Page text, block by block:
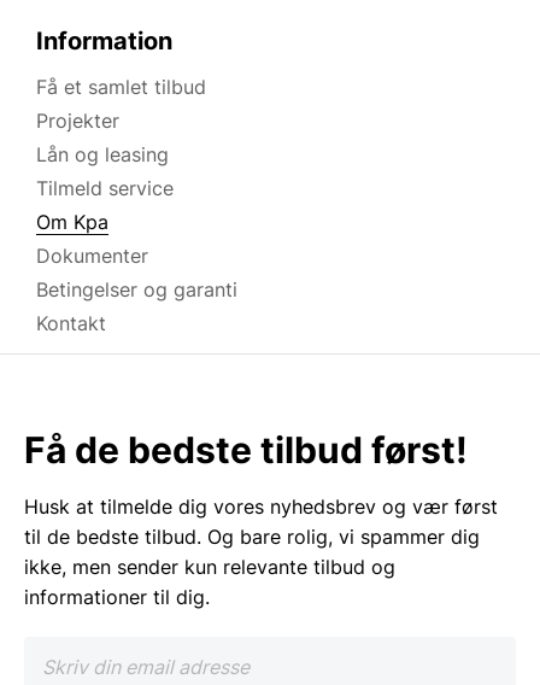
Information
Få et samlet tilbud
Projekter
Lån og leasing
Tilmeld service
Om Kpa
Dokumenter
Betingelser og garanti
Kontakt
Få de bedste tilbud først!
Husk at tilmelde dig vores nyhedsbrev og vær først
til de bedste tilbud. Og bare rolig, vi spammer dig
ikke, men sender kun relevante tilbud og
informationer til dig.